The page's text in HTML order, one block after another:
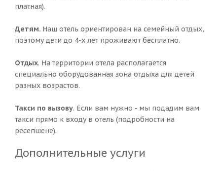
платная).
Детям. Наш отель ориентирован на семейный отдых,
поэтому дети до 4-х лет проживают бесплатно.
Отдых. На территории отела располагается
специально оборудованная зона отдыха для детей
разных возрастов.
Такси по вызову. Если вам нужно - мы подадим вам
такси прямо к входу в отель (подробности на
ресепшене).
Дополнительные услуги